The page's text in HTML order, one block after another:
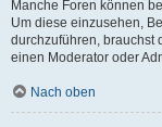
Manche Foren können
Um diese einzusehen,
durchzuführen, brauchst
einen Moderator oder
Nach oben